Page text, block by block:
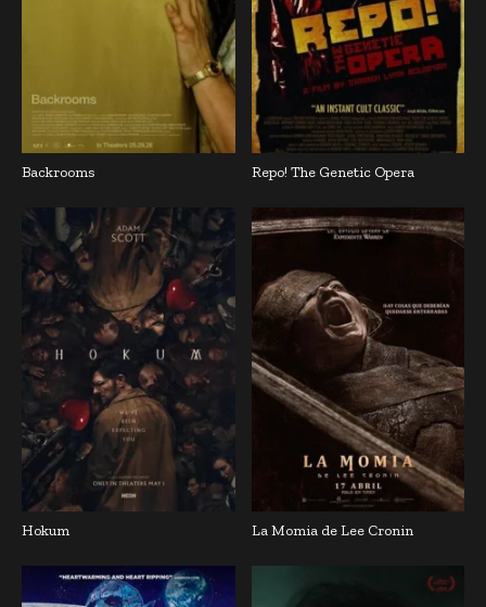
Backrooms Repo! The Genetic Opera
Hokum La Momia de Lee Cronin